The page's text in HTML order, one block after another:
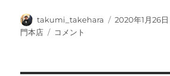
投
稿
takumi_takehara
投
2020年1月26日
門本店
店
コメント